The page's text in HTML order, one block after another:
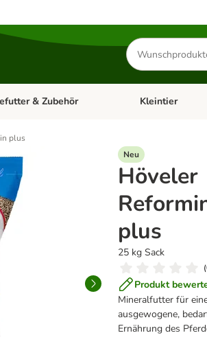
Produkte
suchen
Menü öffnen: Katzenfutter & Zubehör
& Zubehör Kategorie-Menü
Kleintier
plus
Neu
Höveler
plus
25 kg Sack
(
Produkt
Mineralfutter für
ausgewogene,
Ernährung des